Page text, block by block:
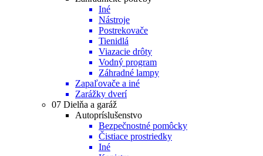
Iné
Nástroje
Postrekovače
Tienidlá
Viazacie drôty
Vodný program
Záhradné lampy
Zapaľovače a iné
Zarážky dverí
07 Dielňa a garáž
Autopríslušenstvo
Bezpečnostné pomôcky
Čistiace prostriedky
Iné